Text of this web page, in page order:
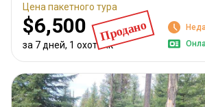
Продано
Цена пакетного тура
$6,500
за 7 дней, 1 охотник